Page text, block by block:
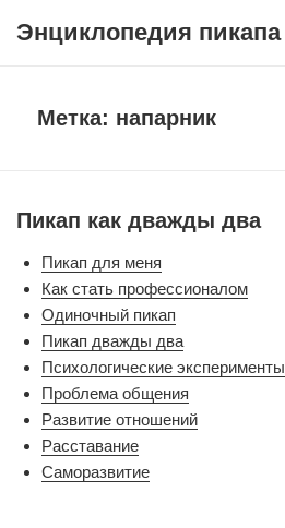
Энциклопедия пикапа
Метка: напарник
Пикап как дважды два
Пикап для меня
Как стать профессионалом
Одиночный пикап
Пикап дважды два
Психологические эксперименты
Проблема общения
Развитие отношений
Расставание
Саморазвитие